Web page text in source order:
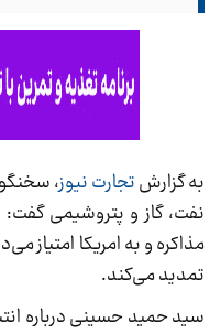
به گزارشتجارت نیوز،
نفت، گاز و پتروشیمی
مذاکره و به امریکا امتیاز
تمدید می‌کند.
سید حمید حسینی درباره